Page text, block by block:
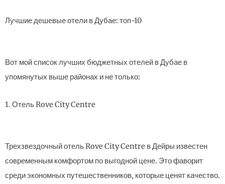
Лучшие дешевые отели в Дубае: топ-10
Вот мой список лучших бюджетных отелей в Дубае в
упомянутых выше районах и не только:
1. Отель Rove City Centre
Трехзвездочный отель Rove City Centre в Дейры известен
современным комфортом по выгодной цене. Это фаворит
среди экономных путешественников, которые ценят качество.